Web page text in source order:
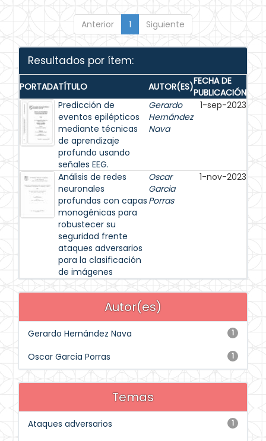
Anterior 1 Siguiente
Resultados por ítem:
PORTADATÍTULO AUTOR(ES)FECHA DE
PUBLICACIÓN
Predicción de
eventos epilépticos
mediante técnicas
de aprendizaje
profundo usando
señales EEG.
Gerardo
Hernández
Nava
1-sep-2023
Análisis de redes
neuronales
profundas con capas
monogénicas para
robustecer su
seguridad frente
ataques adversarios
para la clasificación
de imágenes
Oscar
Garcia
Porras
1-nov-2023
Autor(es)
1
Gerardo Hernández Nava
1
Oscar Garcia Porras
Temas
1
Ataques adversarios